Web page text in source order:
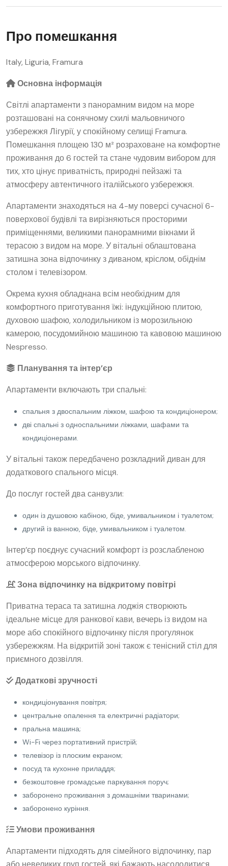
Про помешкання
Italy, Liguria, Framura
Основна інформація
Світлі апартаменти з панорамним видом на море
розташовані на сонячному схилі мальовничого
узбережжя Лігурії, у спокійному селищі Framura.
Помешкання площею 130 м² розраховане на комфортне
проживання до 6 гостей та стане чудовим вибором для
тих, хто цінує приватність, природні пейзажі та
атмосферу автентичного італійського узбережжя.
Апартаменти знаходяться на 4-му поверсі сучасної 6-
поверхової будівлі та вирізняються просторими
приміщеннями, великими панорамними вікнами й
терасою з видом на море. У вітальні облаштована
затишна зона відпочинку з диваном, кріслом, обіднім
столом і телевізором.
Окрема кухня обладнана всім необхідним для
комфортного приготування їжі: індукційною плитою,
духовою шафою, холодильником із морозильною
камерою, посудомийною машиною та кавовою машиною
Nespresso.
Планування та інтер’єр
Апартаменти включають три спальні:
спальня з двоспальним ліжком, шафою та кондиціонером;
дві спальні з односпальними ліжками, шафами та
кондиціонерами.
У вітальні також передбачено розкладний диван для
додаткового спального місця.
До послуг гостей два санвузли:
один із душовою кабіною, біде, умивальником і туалетом;
другий із ванною, біде, умивальником і туалетом.
Інтер’єр поєднує сучасний комфорт із розслабленою
атмосферою морського відпочинку.
Зона відпочинку на відкритому повітрі
Приватна тераса та затишна лоджія створюють
ідеальне місце для ранкової кави, вечерь із видом на
море або спокійного відпочинку після прогулянок
узбережжям. На відкритій зоні також є тенісний стіл для
приємного дозвілля.
Додаткові зручності
кондиціонування повітря;
центральне опалення та електричні радіатори;
пральна машина;
Wi-Fi через портативний пристрій;
телевізор із плоским екраном;
посуд та кухонне приладдя;
безкоштовне громадське паркування поруч;
заборонено проживання з домашніми тваринами;
заборонено куріння.
Умови проживання
Апартаменти підходять для сімейного відпочинку, пар